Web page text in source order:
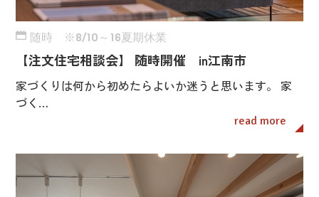
随時 ※8/10～16夏期休業
【注文住宅相談会】 随時開催 in江南市
家づくりは何から初めたらよいか迷うと思います。 家
づく…
read more